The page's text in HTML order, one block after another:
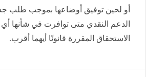
أو لحين توفيق أوضاعها بموجب طلب
الدعم النقدي متى توافرت في شأنها
الاستحقاق المقررة قانونًا أيهما أقرب.